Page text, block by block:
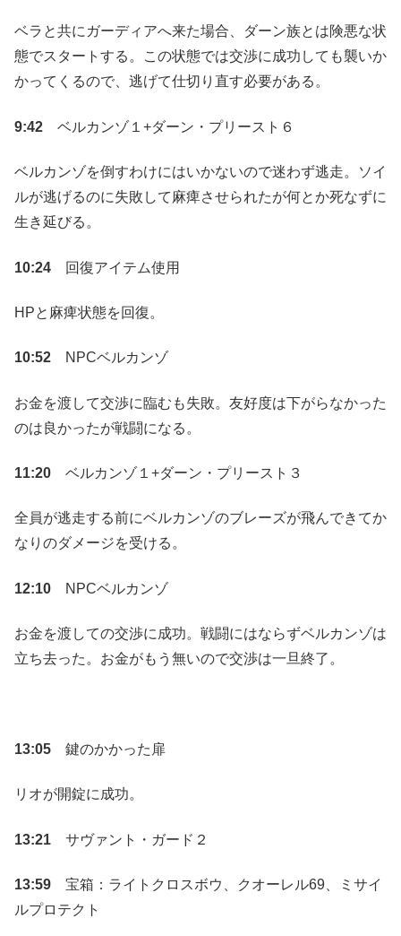
ベラと共にガーディアへ来た場合、ダーン族とは険悪な状
態でスタートする。この状態では交渉に成功しても襲いか
かってくるので、逃げて仕切り直す必要がある。
9:42 ベルカンゾ１+ダーン・プリースト６
ベルカンゾを倒すわけにはいかないので迷わず逃走。ソイ
ルが逃げるのに失敗して麻痺させられたが何とか死なずに
生き延びる。
10:24 回復アイテム使用
HPと麻痺状態を回復。
10:52 NPCベルカンゾ
お金を渡して交渉に臨むも失敗。友好度は下がらなかった
のは良かったが戦闘になる。
11:20 ベルカンゾ１+ダーン・プリースト３
全員が逃走する前にベルカンゾのブレーズが飛んできてか
なりのダメージを受ける。
12:10 NPCベルカンゾ
お金を渡しての交渉に成功。戦闘にはならずベルカンゾは
立ち去った。お金がもう無いので交渉は一旦終了。
13:05 鍵のかかった扉
リオが開錠に成功。
13:21 サヴァント・ガード２
13:59 宝箱：ライトクロスボウ、クオーレル69、ミサイ
ルプロテクト